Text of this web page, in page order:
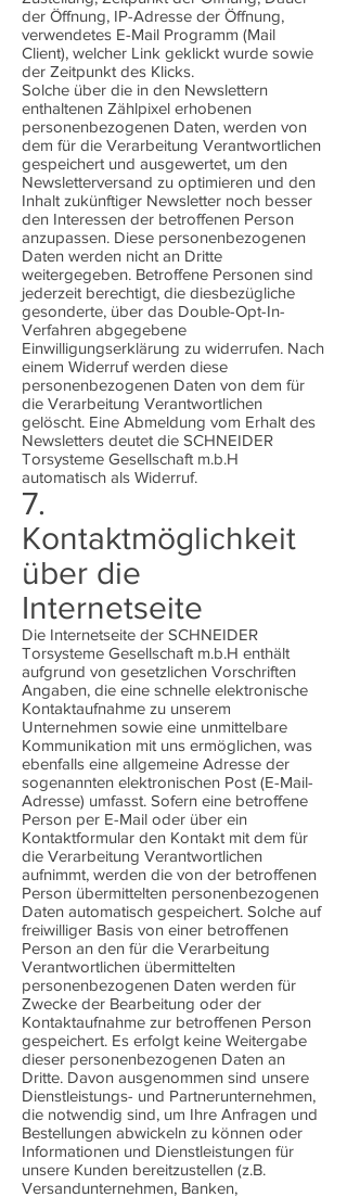
der Öffnung, IP-Adresse der Öffnung,
verwendetes E-Mail Programm (Mail
Client), welcher Link geklickt wurde sowie
der Zeitpunkt des Klicks.
Solche über die in den Newslettern
enthaltenen Zählpixel erhobenen
personenbezogenen Daten, werden von
dem für die Verarbeitung Verantwortlichen
gespeichert und ausgewertet, um den
Newsletterversand zu optimieren und den
Inhalt zukünftiger Newsletter noch besser
den Interessen der betroffenen Person
anzupassen. Diese personenbezogenen
Daten werden nicht an Dritte
weitergegeben. Betroffene Personen sind
jederzeit berechtigt, die diesbezügliche
gesonderte, über das Double-Opt-In-
Verfahren abgegebene
Einwilligungserklärung zu widerrufen. Nach
einem Widerruf werden diese
personenbezogenen Daten von dem für
die Verarbeitung Verantwortlichen
gelöscht. Eine Abmeldung vom Erhalt des
Newsletters deutet die SCHNEIDER
Torsysteme Gesellschaft m.b.H
automatisch als Widerruf.
7.
Kontaktmöglichkeit
über die
Internetseite
Die Internetseite der SCHNEIDER
Torsysteme Gesellschaft m.b.H enthält
aufgrund von gesetzlichen Vorschriften
Angaben, die eine schnelle elektronische
Kontaktaufnahme zu unserem
Unternehmen sowie eine unmittelbare
Kommunikation mit uns ermöglichen, was
ebenfalls eine allgemeine Adresse der
sogenannten elektronischen Post (E-Mail-
Adresse) umfasst. Sofern eine betroffene
Person per E-Mail oder über ein
Kontaktformular den Kontakt mit dem für
die Verarbeitung Verantwortlichen
aufnimmt, werden die von der betroffenen
Person übermittelten personenbezogenen
Daten automatisch gespeichert. Solche auf
freiwilliger Basis von einer betroffenen
Person an den für die Verarbeitung
Verantwortlichen übermittelten
personenbezogenen Daten werden für
Zwecke der Bearbeitung oder der
Kontaktaufnahme zur betroffenen Person
gespeichert. Es erfolgt keine Weitergabe
dieser personenbezogenen Daten an
Dritte. Davon ausgenommen sind unsere
Dienstleistungs- und Partnerunternehmen,
die notwendig sind, um Ihre Anfragen und
Bestellungen abwickeln zu können oder
Informationen und Dienstleistungen für
unsere Kunden bereitzustellen (z.B.
Versandunternehmen, Banken,